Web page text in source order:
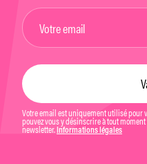
Votre email est uniquement utilisé pour
pouvez vous y désinscrire à tout
newsletter. Informations légales